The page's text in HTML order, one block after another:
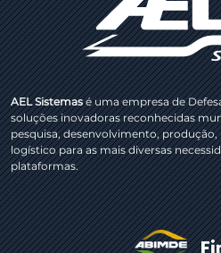
AEL Sistemasé uma empresa de
soluções inovadoras reconhecidas
pesquisa, desenvolvimento,
logístico para as mais diversas
plataformas.